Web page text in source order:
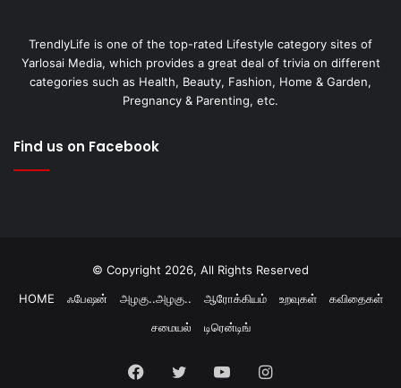
TrendlyLife is one of the top-rated Lifestyle category sites of
Yarlosai Media, which provides a great deal of trivia on different
categories such as Health, Beauty, Fashion, Home & Garden,
Pregnancy & Parenting, etc.
Find us on Facebook
© Copyright 2026, All Rights Reserved
HOME
ஃபேஷன் அழகு..அழகு.. ஆரோக்கியம் உறவுகள்
கவிதைகள்
சமையல்
டிரென்டிங்
Facebook
TwitterYouTubeInstagram